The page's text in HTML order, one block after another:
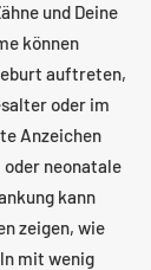
und Deine
können
auftreten,
oder im
Anzeichen
oder neonatale
kann
zeigen, wie
mit wenig